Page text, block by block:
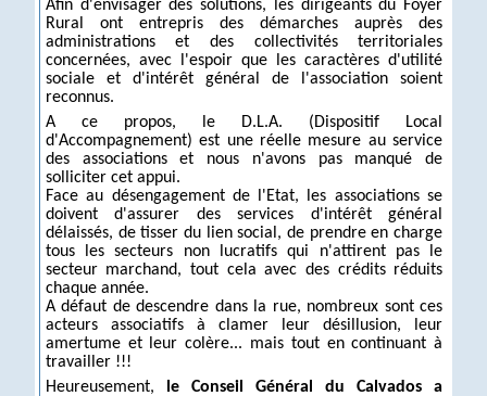
Afin d'envisager des solutions, les dirigeants du Foyer
Rural ont entrepris des démarches auprès des
administrations et des collectivités territoriales
concernées, avec l'espoir que les caractères d'utilité
sociale et d'intérêt général de l'association soient
reconnus.
A ce propos, le D.L.A. (Dispositif Local
d'Accompagnement) est une réelle mesure au service
des associations et nous n'avons pas manqué de
solliciter cet appui.
Face au désengagement de l'Etat, les associations se
doivent d'assurer des services d'intérêt général
délaissés, de tisser du lien social, de prendre en charge
tous les secteurs non lucratifs qui n'attirent pas le
secteur marchand, tout cela avec des crédits réduits
chaque année.
A défaut de descendre dans la rue, nombreux sont ces
acteurs associatifs à clamer leur désillusion, leur
amertume et leur colère... mais tout en continuant à
travailler !!!
Heureusement,
le Conseil Général du Calvados a